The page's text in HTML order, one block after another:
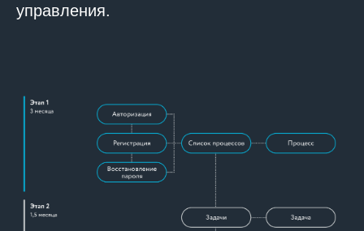
управления.